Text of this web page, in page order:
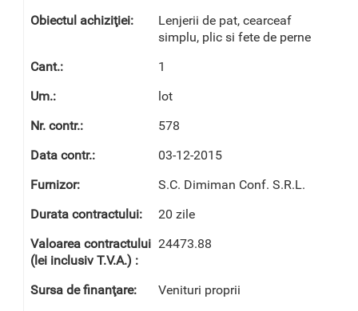
Lenjerii de pat, cearceaf
simplu, plic si fete de perne
1
lot
578
03-12-2015
S.C. Dimiman Conf. S.R.L.
20 zile
24473.88
Venituri proprii